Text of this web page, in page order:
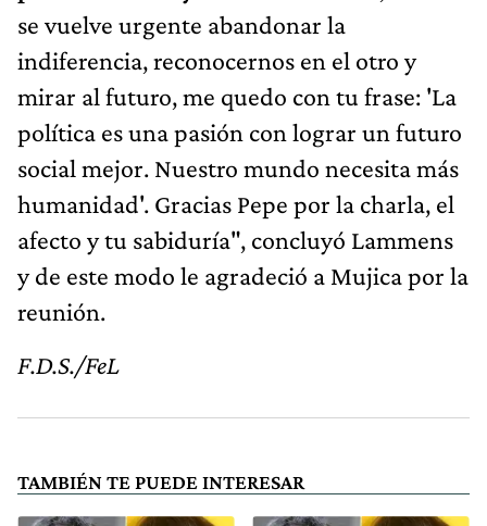
se vuelve urgente abandonar la
indiferencia, reconocernos en el otro y
mirar al futuro, me quedo con tu frase: 'La
política es una pasión con lograr un futuro
social mejor. Nuestro mundo necesita más
humanidad'. Gracias Pepe por la charla, el
afecto y tu sabiduría", concluyó Lammens
y de este modo le agradeció a Mujica por la
reunión.
F.D.S./FeL
TAMBIÉN TE PUEDE INTERESAR